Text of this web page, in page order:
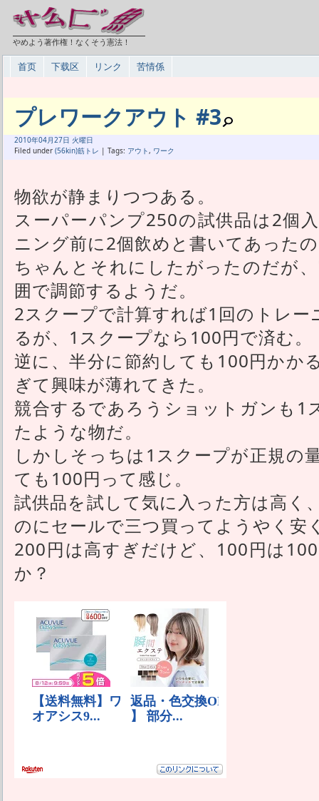
やめよう著作権！なくそう憲法！
首页 下载区 リンク 苦情係
プレワークアウト #3
2010年04月27日 火曜日
Filed under (56kin)筋トレ | Tags: アウト, ワーク
物欲が静まりつつある。
スーパーパンプ250の試供品は2個
ニング前に2個飲めと書いてあった
ちゃんとそれにしたがったのだが
囲で調節するようだ。
2スクープで計算すれば1回のトレ
るが、1スクープなら100円で済む。
逆に、半分に節約しても100円かか
ぎて興味が薄れてきた。
競合するであろうショットガンも1
たような物だ。
しかしそっちは1スクープが正規の
ても100円って感じ。
試供品を試して気に入った方は高く
のにセールで三つ買ってようやく安
200円は高すぎだけど、100円は
か？